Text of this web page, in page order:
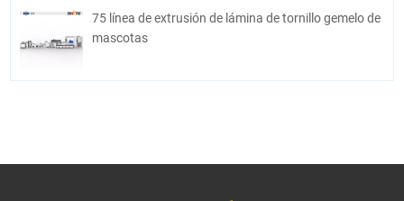
75 línea de extrusión de lámina de tornillo gemelo de
mascotas